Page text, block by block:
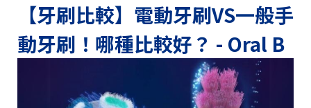
【牙刷比較】電動牙刷VS一般手
動牙刷！哪種比較好？ - Oral B